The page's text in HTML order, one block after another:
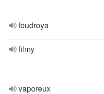
foudroya
filmy
vaporeux